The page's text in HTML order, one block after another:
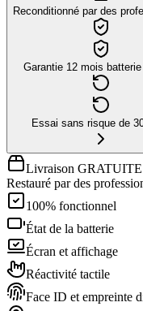
Reconditionné par des
Garantie 12 mois
Essai sans risque de
Livraison GRATUITE
Restauré par des
100% fonctionnel
État de la batterie
Écran et affichage
Réactivité tactile
Face ID et empreinte